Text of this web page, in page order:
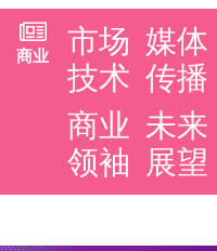
商业
市场
技术
媒体
传播
商业
领袖
未来
展望